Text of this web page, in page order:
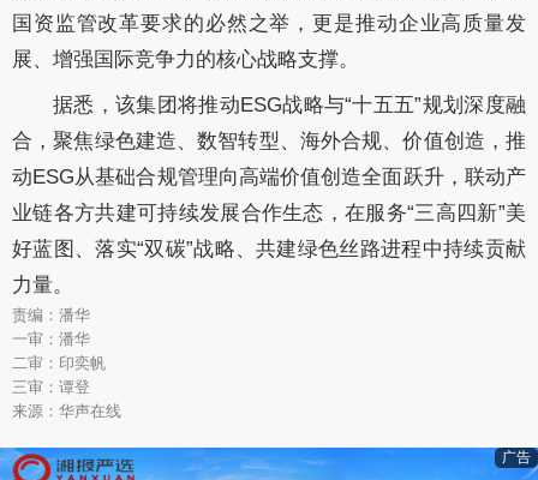
国资监管改革要求的必然之举，更是推动企业高质量发
展、增强国际竞争力的核心战略支撑。
据悉，该集团将推动ESG战略与“十五五”规划深度融
合，聚焦绿色建造、数智转型、海外合规、价值创造，推
动ESG从基础合规管理向高端价值创造全面跃升，联动产
业链各方共建可持续发展合作生态，在服务“三高四新”美
好蓝图、落实“双碳”战略、共建绿色丝路进程中持续贡献
力量。
责编：潘华
一审：潘华
二审：印奕帆
三审：谭登
来源：华声在线
广告